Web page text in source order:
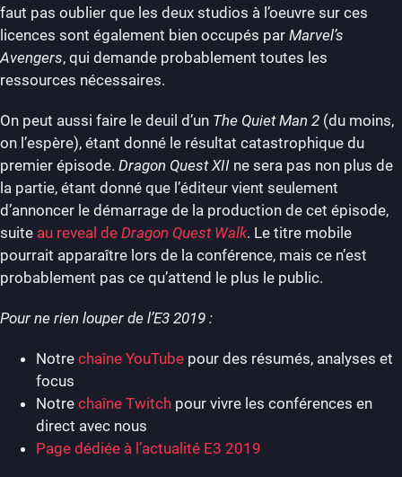
faut pas oublier que les deux studios à l’oeuvre sur ces
licences sont également bien occupés par Marvel’s
Avengers, qui demande probablement toutes les
ressources nécessaires.
On peut aussi faire le deuil d’un The Quiet Man 2 (du moins,
on l’espère), étant donné le résultat catastrophique du
premier épisode. Dragon Quest XII ne sera pas non plus de
la partie, étant donné que l’éditeur vient seulement
d’annoncer le démarrage de la production de cet épisode,
suite au reveal de Dragon Quest Walk. Le titre mobile
pourrait apparaître lors de la conférence, mais ce n’est
probablement pas ce qu’attend le plus le public.
Pour ne rien louper de l’E3 2019 :
Notre chaîne YouTube pour des résumés, analyses et
focus
Notre chaîne Twitch pour vivre les conférences en
direct avec nous
Page dédiée à l’actualité E3 2019